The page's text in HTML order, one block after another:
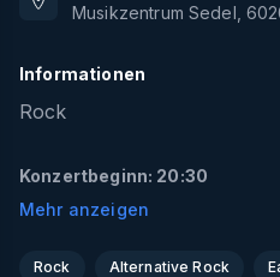
Musikzentrum Sedel ,
Informationen
Rock
Konzertbeginn: 20:30
Mehr anzeigen
Rock Alternative Rock